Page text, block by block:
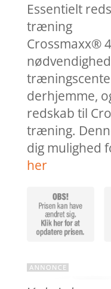
Essentielt
træning
Crossmaxx®
derhjemme,
redskab til
træning.
dig mulighed
her